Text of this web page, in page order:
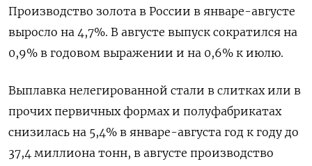
Производство золота в России в январе-августе
выросло на 4,7%. В августе выпуск сократился на
0,9% в годовом выражении и на 0,6% к июлю.
Выплавка нелегированной стали в слитках или в
прочих первичных формах и полуфабрикатах
снизилась на 5,4% в январе-августа год к году до
37,4 миллиона тонн, в августе производство